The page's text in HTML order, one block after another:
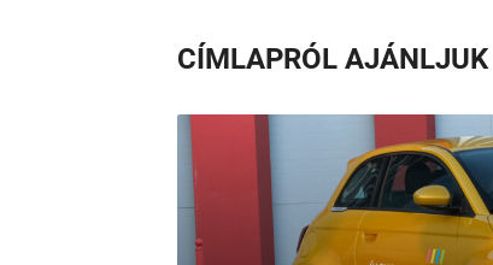
CÍMLAPRÓL AJÁNLJUK